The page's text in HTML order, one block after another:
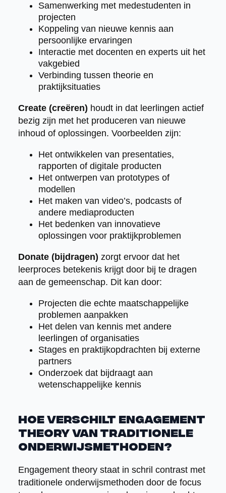
Samenwerking met medestudenten in
projecten
Koppeling van nieuwe kennis aan
persoonlijke ervaringen
Interactie met docenten en experts uit het
vakgebied
Verbinding tussen theorie en
praktijksituaties
Create (creëren) houdt in dat leerlingen actief
bezig zijn met het produceren van nieuwe
inhoud of oplossingen. Voorbeelden zijn:
Het ontwikkelen van presentaties,
rapporten of digitale producten
Het ontwerpen van prototypes of
modellen
Het maken van video’s, podcasts of
andere mediaproducten
Het bedenken van innovatieve
oplossingen voor praktijkproblemen
Donate (bijdragen) zorgt ervoor dat het
leerproces betekenis krijgt door bij te dragen
aan de gemeenschap. Dit kan door:
Projecten die echte maatschappelijke
problemen aanpakken
Het delen van kennis met andere
leerlingen of organisaties
Stages en praktijkopdrachten bij externe
partners
Onderzoek dat bijdraagt aan
wetenschappelijke kennis
Hoe verschilt engagement
theory van traditionele
onderwijsmethoden?
Engagement theory staat in schril contrast met
traditionele onderwijsmethoden door de focus